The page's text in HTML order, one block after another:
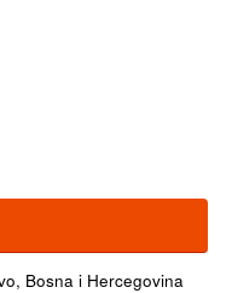
Bosna i Hercegovina